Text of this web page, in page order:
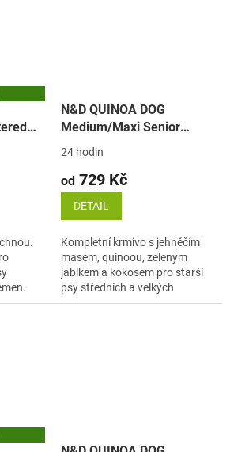
N&D QUINOA DOG
Medium/Maxi Senior
Lamb & Green Apple
24 hodin
od 729 Kč
DETAIL
Kompletní krmivo s jehněčím
masem, quinoou, zeleným
jablkem a kokosem pro starší
psy středních a velkých
plemen.